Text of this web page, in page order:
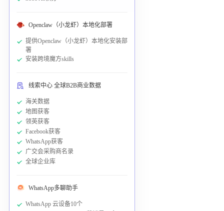
Openclaw（小龙虾）本地化部署
提供Openclaw（小龙虾）本地化安装部
署
安装跨境魔方skills
线索中心 全球B2B商业数据
海关数据
地图获客
领英获客
Facebook获客
WhatsApp获客
广交会采购商名录
全球企业库
WhatsApp多聊助手
WhatsApp 云设备10个